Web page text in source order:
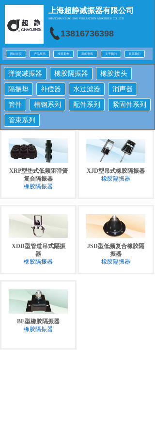
13816736398
上海超静减振器有限公司
SHANGHAI CHAO JING VIBERATION ABSORBER CO.,LTD
网站首页 产品展示 项目案例 新闻资讯 关于我们 联系我们
弹簧减振器 橡胶隔振器
橡胶接头
隔振垫
补偿器 水过滤器
消声器
管件
槽钢系列 配件系列
紧固件系列
管束系列
XRP型垫式低频阻弹簧
复合隔振器
橡胶隔振器
XJD型吊式橡胶隔振器
橡胶隔振器
XDD型管道吊式隔振
器
橡胶隔振器
JSD型低频复合橡胶隔
振器
橡胶隔振器
BE型橡胶隔振器
橡胶隔振器